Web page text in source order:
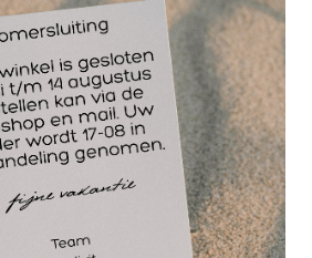
overstrekking of instabiliteit.
beperkt een aantal
schouder waarvan de adductie
wordt opgelegd. Maar
en endorotatie worden
van neopreen, wat bij dragen
warmte geeft. Dit heeft een
op pezen en spieren.